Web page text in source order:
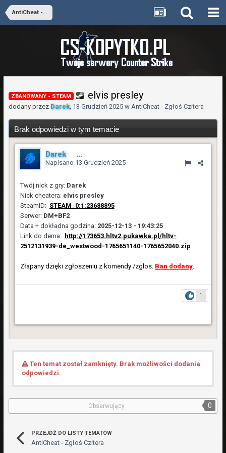
AntiCheat - Zgłoś Czitera
ZBANOWANY - STEAM elvis presley
dodany przez Darek, 13 Grudzień 2025w AntiCheat - Zgłoś Czitera
Brak odpowiedzi w tym temacie
Darek 2 454
Napisano 13 Grudzień 2025
Twój nick z gry: Darek
Nick cheatera:elvis presley
SteamID: STEAM_0:1:23688895
Serwer: DM+BF2
Data + dokładna godzina: 2025-12-13 - 19:43:25
Link do dema: http://173653.hltv2.pukawka.pl/hltv-
2512131939-de_westwood-1765651140-1765652040.zip
Złapany dzięki zgłoszeniu z komendy /zglos. Ban dodany.
1
Ten temat został zamknięty. Brak możliwości dodania
odpowiedzi.
Obserwujący 0
PRZEJDŹ DO LISTY TEMATÓW
AntiCheat - Zgłoś Czitera